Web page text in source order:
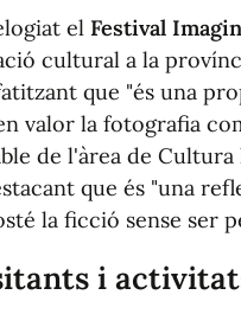
el Festival
cultural a la
que "és una
valor la fotografia
de l'àrea de
que és "una
la ficció sense ser
i